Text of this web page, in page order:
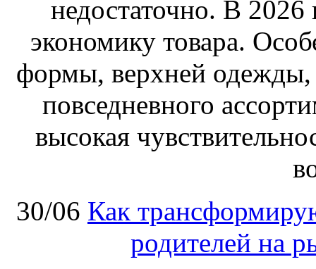
недостаточно. В
экономику товара.
формы, верхней одежды,
повседневного
высокая
30/06 Как
родителей на